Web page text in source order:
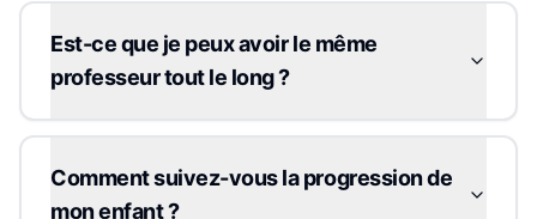
Est-ce que je peux avoir le même
professeur tout le long ?
Comment suivez-vous la progression de
mon enfant ?